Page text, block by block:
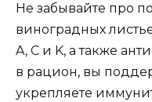
Не забывайте про
виноградных
A, C и K, а также
в рацион, вы
укрепляете